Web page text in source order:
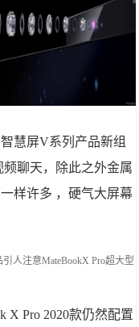
慧屏V系列产品新组
聊天，除此之外金属
样许多 ，硬气大屏幕
Pro 2020款仍然配置